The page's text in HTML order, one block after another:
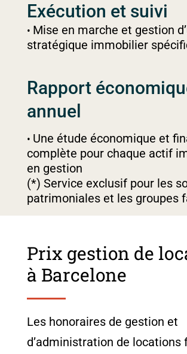
Exécution et suivi
Mise en marche et gestion
stratégique immobilier
Rapport
annuel
Une étude économique et
complète pour chaque actif
en gestion
(*) Service exclusif pour les
patrimoniales et les groupes
Prix gestion de
à Barcelone
Les honoraires de gestion et
d’administration de locations